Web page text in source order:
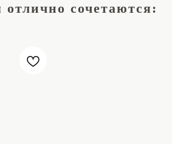
сочетаются: